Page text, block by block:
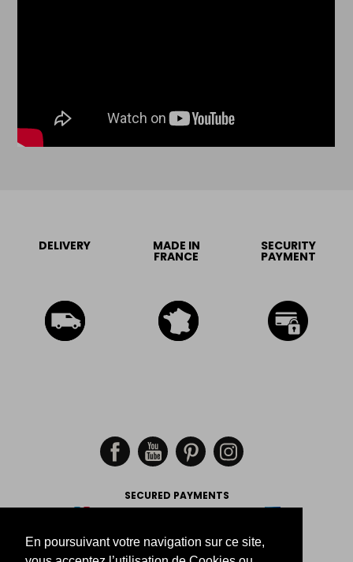
En poursuivant votre navigation sur ce site,
DELIVERY MADE IN
FRANCE
SECURITY
PAYMENT
SECURED PAYMENTS
Legal Notice- Return - -